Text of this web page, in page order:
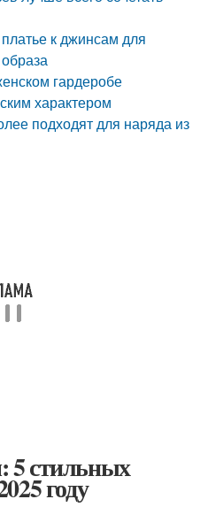
к джинсам для
гардеробе
характером
подходят для наряда из
5 стильных
году